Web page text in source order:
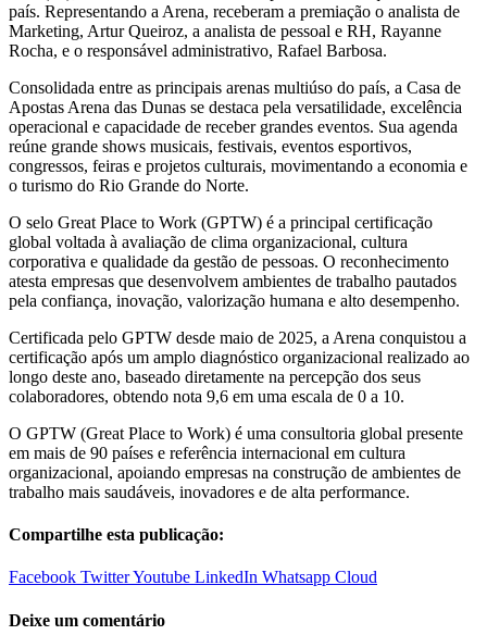
país. Representando a Arena, receberam a premiação o analista de
Marketing, Artur Queiroz, a analista de pessoal e RH, Rayanne
Rocha, e o responsável administrativo, Rafael Barbosa.
Consolidada entre as principais arenas multiúso do país, a Casa de
Apostas Arena das Dunas se destaca pela versatilidade, excelência
operacional e capacidade de receber grandes eventos. Sua agenda
reúne grande shows musicais, festivais, eventos esportivos,
congressos, feiras e projetos culturais, movimentando a economia e
o turismo do Rio Grande do Norte.
O selo Great Place to Work (GPTW) é a principal certificação
global voltada à avaliação de clima organizacional, cultura
corporativa e qualidade da gestão de pessoas. O reconhecimento
atesta empresas que desenvolvem ambientes de trabalho pautados
pela confiança, inovação, valorização humana e alto desempenho.
Certificada pelo GPTW desde maio de 2025, a Arena conquistou a
certificação após um amplo diagnóstico organizacional realizado ao
longo deste ano, baseado diretamente na percepção dos seus
colaboradores, obtendo nota 9,6 em uma escala de 0 a 10.
O GPTW (Great Place to Work) é uma consultoria global presente
em mais de 90 países e referência internacional em cultura
organizacional, apoiando empresas na construção de ambientes de
trabalho mais saudáveis, inovadores e de alta performance.
Compartilhe esta publicação:
Facebook TwitterYoutube LinkedIn Whatsapp Cloud
Deixe um comentário